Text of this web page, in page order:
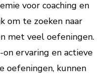
voor coaching en
om te zoeken naar
met veel oefeningen.
ervaring en actieve
oefeningen, kunnen